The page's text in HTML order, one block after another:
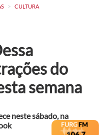
> CULTURA
do
semana
neste sábado, na